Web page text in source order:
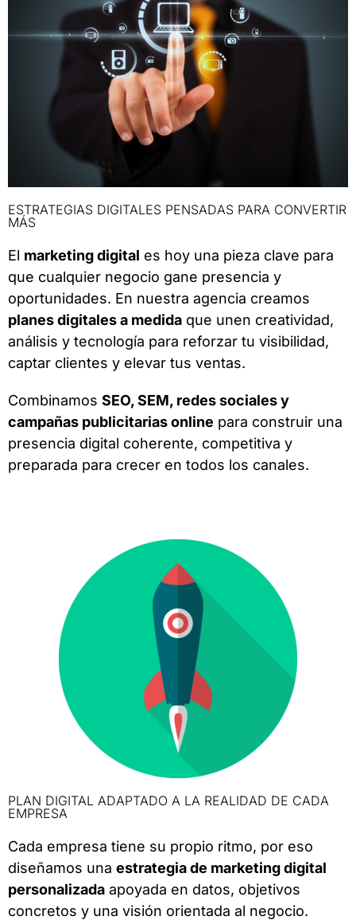
ESTRATEGIAS DIGITALES PENSADAS PARA CONVERTIR
MÁS
El marketing digital es hoy una pieza clave para
que cualquier negocio gane presencia y
oportunidades. En nuestra agencia creamos
planes digitales a medida que unen creatividad,
análisis y tecnología para reforzar tu visibilidad,
captar clientes y elevar tus ventas.
Combinamos SEO, SEM, redes sociales y
campañas publicitarias online para construir una
presencia digital coherente, competitiva y
preparada para crecer en todos los canales.
PLAN DIGITAL ADAPTADO A LA REALIDAD DE CADA
EMPRESA
Cada empresa tiene su propio ritmo, por eso
diseñamos una estrategia de marketing digital
personalizada apoyada en datos, objetivos
concretos y una visión orientada al negocio.